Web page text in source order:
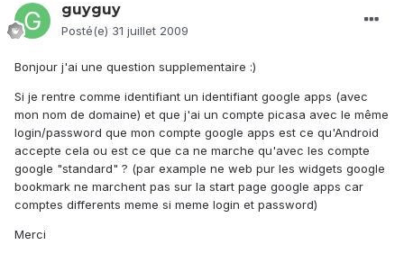
guyguy
Posté(e) 31 juillet 2009
Bonjour j'ai une question supplementaire :)
Si je rentre comme identifiant un identifiant google apps (avec
mon nom de domaine) et que j'ai un compte picasa avec le même
login/password que mon compte google apps est ce qu'Android
accepte cela ou est ce que ca ne marche qu'avec les compte
google "standard" ? (par example ne web pur les widgets google
bookmark ne marchent pas sur la start page google apps car
comptes differents meme si meme login et password)
Merci